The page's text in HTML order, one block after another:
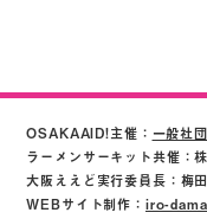
OSAKAAID!主催： 一般社
ラーメンサーキット共催：
大阪ええど実行委員長：梅
WEBサイト制作： iro-